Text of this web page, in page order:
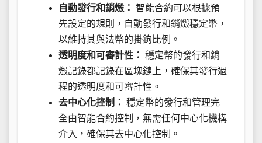
自動發行和銷燬： 智能合約可以根據預
先設定的規則，自動發行和銷燬穩定幣，
以維持其與法幣的掛鉤比例。
透明度和可審計性： 穩定幣的發行和銷
燬記錄都記錄在區塊鏈上，確保其發行過
程的透明度和可審計性。
去中心化控制： 穩定幣的發行和管理完
全由智能合約控制，無需任何中心化機構
介入，確保其去中心化控制。